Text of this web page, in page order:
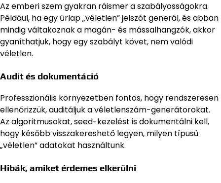
Az emberi szem gyakran ráismer a szabályosságokra.
Például, ha egy űrlap „véletlen” jelszót generál, és abban
mindig váltakoznak a magán- és mássalhangzók, akkor
gyaníthatjuk, hogy egy szabályt követ, nem valódi
véletlen.
Audit és dokumentáció
Professzionális környezetben fontos, hogy rendszeresen
ellenőrizzük, auditáljuk a véletlenszám-generátorokat.
Az algoritmusokat, seed-kezelést is dokumentálni kell,
hogy később visszakereshető legyen, milyen típusú
„véletlen” adatokat használtunk.
Hibák, amiket érdemes elkerülni